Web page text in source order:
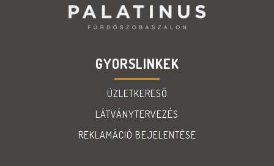
GYORSLINKEK
ÜZLETKERESŐ
LÁTVÁNYTERVEZÉS
REKLAMÁCIÓ BEJELENTÉSE